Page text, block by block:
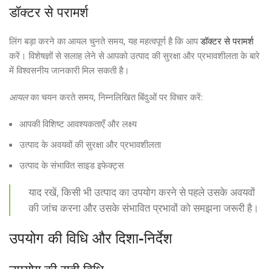
डॉक्टर से परामर्श
लिंग बड़ा करने का आयल चुनते समय, यह महत्वपूर्ण है कि आपडॉक्टर से परामर्श
करें। विशेषज्ञों से सलाह लेने से आपको उत्पाद की सुरक्षा और प्रभावशीलता के बारे
में विश्वसनीय जानकारी मिल सकती है।
आयलका चयन करते समय, निम्नलिखित बिंदुओं पर विचार करें:
आपकी विशिष्ट आवश्यकताएँ और लक्ष्य
उत्पाद के अवयवों की सुरक्षा और प्रभावशीलता
उत्पाद के संभावित साइड इफेक्ट्स
याद रखें, किसी भी उत्पाद का उपयोग करने से पहले उसके अवयवों
की जांच करना और उसके संभावित प्रभावों को समझना जरूरी है।
उपयोग की विधि और दिशा-निर्देश